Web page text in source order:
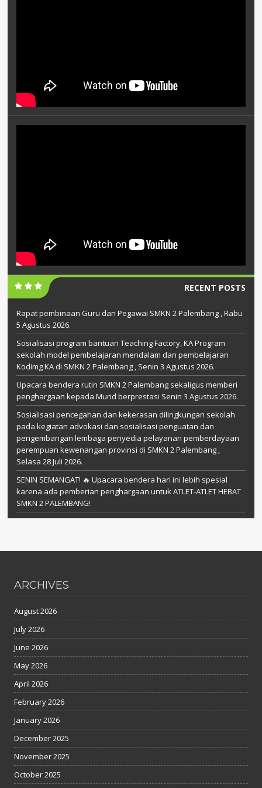
RECENT POSTS
Rapat pembinaan Guru dan Pegawai SMKN 2 Palembang , Rabu
5 Agustus 2026.
Sosialisasi program bantuan Teaching Factory, KA Program
sekolah model pembelajaran mendalam dan pembelajaran
Kodimg KA di SMKN 2 Palembang , Senin 3 Agustus 2026.
Upacara bendera rutin SMKN 2 Palembang sekaligus memberi
penghargaan kepada Murid berprestasi Senin 3 Agustus 2026.
Sosialisasi pencegahan dan kekerasan dilingkungan sekolah
pada kegiatan advokasi dan sosialisasi penguatan dan
pengembangan lembaga penyedia pelayanan pemberdayaan
perempuan kewenangan provinsi di SMKN 2 Palembang ,
Selasa 28 Juli 2026.
SENIN SEMANGAT! 🔥 Upacara bendera hari ini lebih spesial
karena ada pemberian penghargaan untuk ATLET-ATLET HEBAT
SMKN 2 PALEMBANG!
ARCHIVES
August 2026
July 2026
June 2026
May 2026
April 2026
February 2026
January 2026
December 2025
November 2025
October 2025